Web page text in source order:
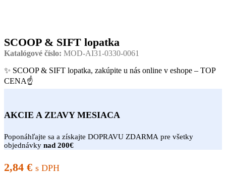
SCOOP & SIFT lopatka
Katalógové číslo: MOD-AI31-0330-0061
✨ SCOOP & SIFT lopatka, zakúpite u nás online v eshope – TOP
CENA☝
AKCIE A ZĽAVY MESIACA
Poponáhľajte sa a získajte DOPRAVU ZDARMA pre všetky
objednávky nad 200€
2,84 € s DPH